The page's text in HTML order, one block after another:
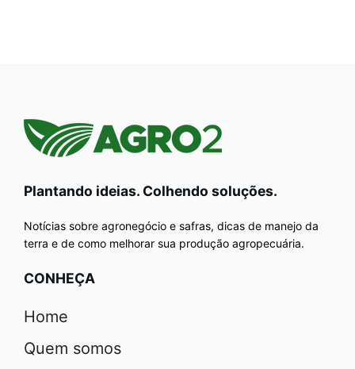
Plantando ideias. Colhendo soluções.
Notícias sobre agronegócio e safras, dicas de manejo da
terra e de como melhorar sua produção agropecuária.
CONHEÇA
Home
Quem somos